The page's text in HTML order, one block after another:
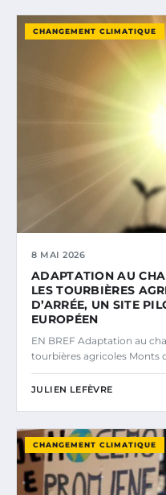
CHANGEMENT CLIMATIQUE
8 MAI 2026
ADAPTATION AU
LES TOURBIÈRES
D’ARRÉE, UN SITE
EUROPÉEN
EN BREF Adaptation au
tourbières agricoles Monts
JULIEN LEFÈVRE
CHANGEMENT CLIMATIQUE